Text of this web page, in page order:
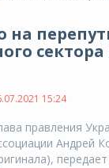
на
15:24
правления
Андрей